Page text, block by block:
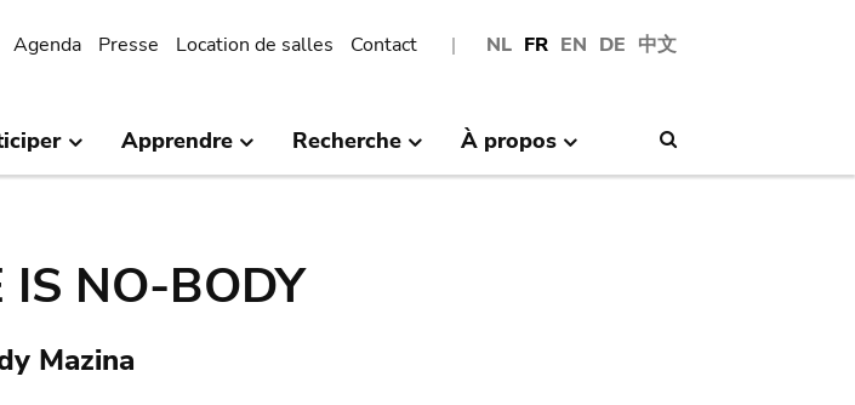
NL FR EN DE 中文
Agenda Presse Location de salles Contact
Apprendre Recherche À propos
IS NO-BODY
Mazina